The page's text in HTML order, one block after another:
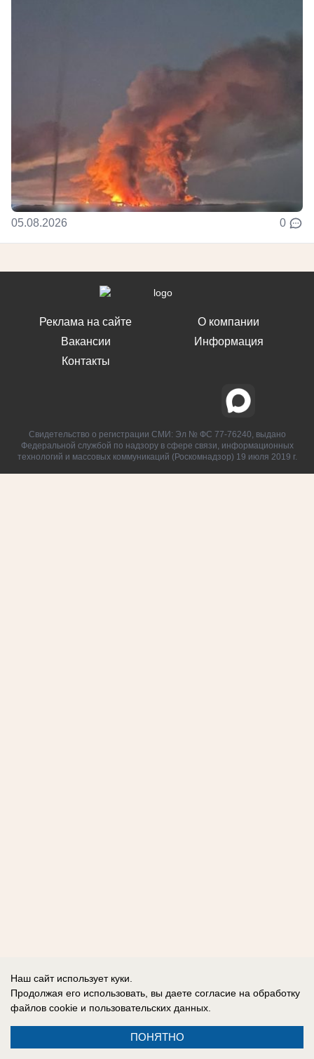
05.08.2026 0
Реклама на сайте
Вакансии
Контакты
О компании
Информация
Свидетельство о регистрации СМИ: Эл № ФС 77-76240, выдано
Федеральной службой по надзору в сфере связи, информационных
технологий и массовых коммуникаций (Роскомнадзор) 19 июля 2019 г.
Наш сайт использует куки.
Продолжая его использовать, вы даете согласие на обработку
файлов cookie и пользовательских данных.
ПОНЯТНО